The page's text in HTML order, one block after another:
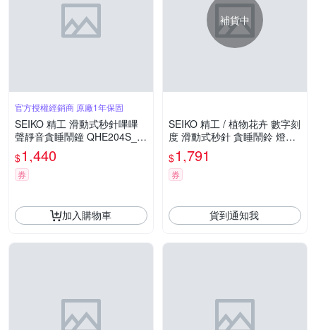
官方授權經銷商 原廠1年保固
SEIKO 精工 滑動式秒針嗶嗶
聲靜音貪睡鬧鐘 QHE204S_S
K045
$1,440
券
加入購物車
補貨中
SEIKO 精工 / 植物花卉 數字刻
度 滑動式秒針 貪睡鬧鈴 燈光
夜光 靜音鬧鐘-白色#QHP012
W/SK048
$1,791
券
貨到通知我